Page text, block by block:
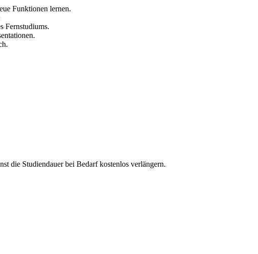
Funktionen lernen.
Fernstudiums.
die Studiendauer bei Bedarf kostenlos verlängern.